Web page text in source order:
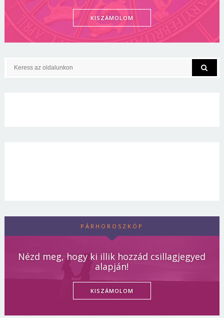
KISZÁMOLOM
PÁRHOROSZKÓP
Nézd meg, hogy ki illik hozzád csillagjegyed
alapján!
KISZÁMOLOM